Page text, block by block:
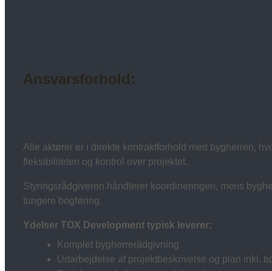
Ansvarsforhold:
Alle aktører er i direkte kontraktforhold med bygherren,
fleksibiliteten og kontrol over projektet.
Styringsrådgiveren håndterer koordineringen, mens
tungere bogføring.
Ydelser TOX Development typisk leverer:
Komplet bygherrerådgivning
Udarbejdelse af projektbeskrivelse og plan inkl.